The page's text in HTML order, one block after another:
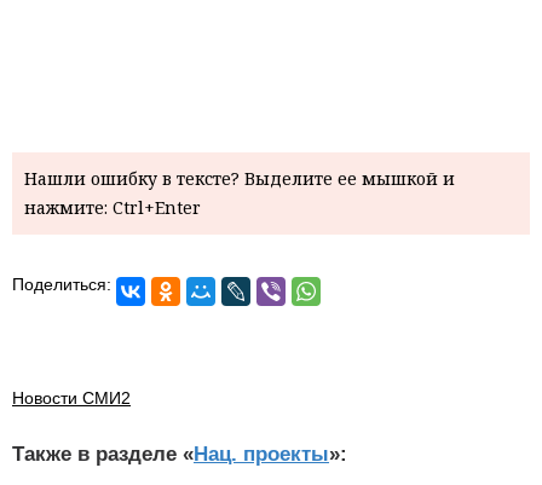
Нашли ошибку в тексте? Выделите ее мышкой и
нажмите: Ctrl+Enter
Поделиться:
Новости СМИ2
Также в разделе «Нац. проекты»: